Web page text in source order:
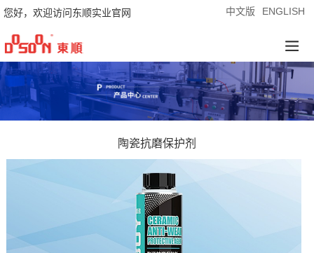
您好，欢迎访问东顺实业官网 ENGLISH
中文版
陶瓷抗磨保护剂